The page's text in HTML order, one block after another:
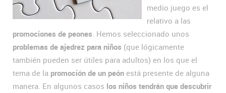
medio juego es el
relativo a las
promociones de peones . Hemos seleccionado unos
problemas de ajedrez para niños (que lógicamente
también pueden ser útiles para adultos) en los que el
tema de la promoción de un peón está presente de alguna
manera. En algunos casos los niños tendrán que descubrir